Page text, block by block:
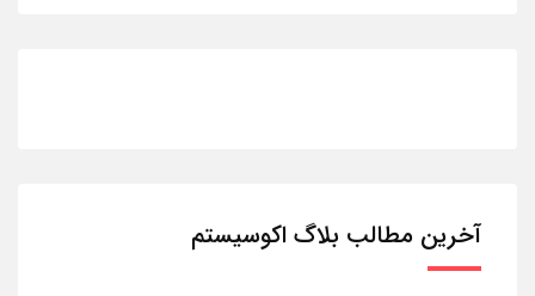
آخرین مطالب بلاگ اکوسیستم